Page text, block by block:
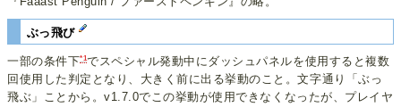
ぶっ飛び
一部の条件下*1でスペシャル発動中にダッシュパネルを使用すると複数
回使用した判定となり、大きく前に出る挙動のこと。文字通り「ぶっ
飛ぶ」ことから。v1.7.0でこの挙動が使用できなくなったが、プレイヤ